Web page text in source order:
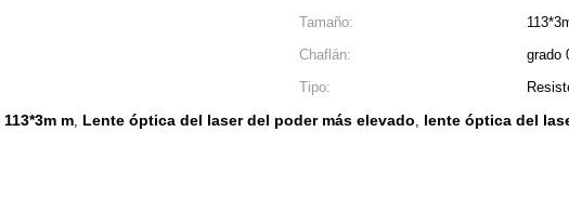
Tamaño:
Chaflán:
grado
Tipo:
m, Lente óptica del laser del poder más elevado, lente óptica del